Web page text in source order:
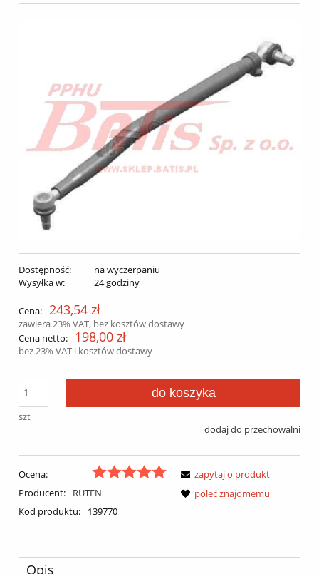
Dostępność:
na wyczerpaniu
Wysyłka w:
24 godziny
Cena: 243,54 zł
zawiera 23% VAT, bez kosztów dostawy
Cena netto:
198,00 zł
bez 23% VAT i kosztów dostawy
szt
do koszyka
dodaj do przechowalni
Ocena:
Producent:
RUTEN
Kod produktu:
139770
zapytaj o produkt
poleć znajomemu
Opis